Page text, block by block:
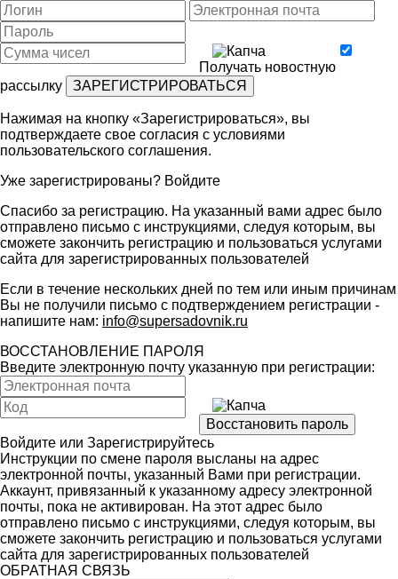
Получать новостную
рассылку
Нажимая на кнопку «Зарегистрироваться», вы
подтверждаете свое согласия с условиями
пользовательского соглашения.
Уже зарегистрированы? Войдите
Спасибо за регистрацию. На указанный вами адрес было
отправлено письмо с инструкциями, следуя которым, вы
сможете закончить регистрацию и пользоваться услугами
сайта для зарегистрированных пользователей
Если в течение нескольких дней по тем или иным причинам
Вы не получили письмо с подтверждением регистрации -
напишите нам: info@supersadovnik.ru
ВОССТАНОВЛЕНИЕ ПАРОЛЯ
Введите электронную почту указанную при регистрации:
Войдите или Зарегистрируйтесь
Инструкции по смене пароля высланы на адрес
электронной почты, указанный Вами при регистрации.
Аккаунт, привязанный к указанному адресу электронной
почты, пока не активирован. На этот адрес было
отправлено письмо с инструкциями, следуя которым, вы
сможете закончить регистрацию и пользоваться услугами
сайта для зарегистрированных пользователей
ОБРАТНАЯ СВЯЗЬ